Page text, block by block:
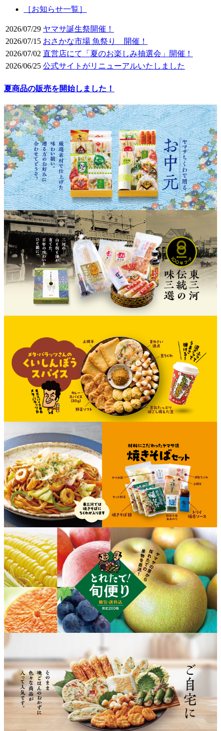
［お知らせ一覧］
2026/07/29 ヤマサ誕生祭開催！
2026/07/15 おさかな市場 魚祭り 開催！
2026/07/02 直営店にて「夏のお楽しみ抽選会」開催！
2026/06/25 公式サイトがリニューアルいたしました
夏商品の販売を開始しました！